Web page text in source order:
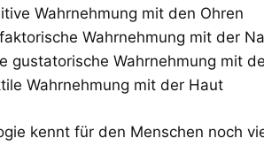
Wahrnehmung mit den Ohren
Wahrnehmung mit der
gustatorische Wahrnehmung mit
Wahrnehmung mit der Haut
kennt für den Menschen noch